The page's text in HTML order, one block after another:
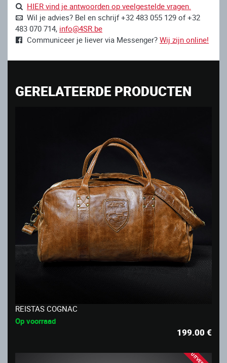
HIER vind je antwoorden op veelgestelde vragen.
Wil je advies? Bel en schrijf +32 483 055 129 of +32
483 070 714, info@4SR.be
Communiceer je liever via Messenger? Wij zijn online!
GERELATEERDE PRODUCTEN
REISTAS COGNAC
Op voorraad
199.00€